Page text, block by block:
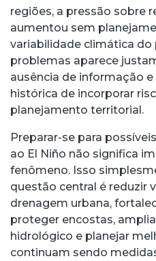
regiões, a pressão sobre
aumentou sem
variabilidade climática do
problemas aparece
ausência de informação
histórica de incorporar
planejamento territorial.
Preparar-se para
ao El Niño não significa
fenômeno. Isso
questão central é reduzir
drenagem urbana,
proteger encostas,
hidrológico e planejar
continuam sendo